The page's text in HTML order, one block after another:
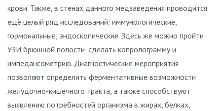
крови. Также, в стенах данного медзаведения проводится
ещё целый ряд исследований: иммунологические,
гормональные, эндоскопические. Здесь же можно пройти
УЗИ брюшной полости, сделать копролограмму и
импедансометрию. Диагностические мероприятия
позволяют определить ферментативные возможности
желудочно-кишечного тракта, а также способствуют
выявлению потребностей организма в жирах, белках,